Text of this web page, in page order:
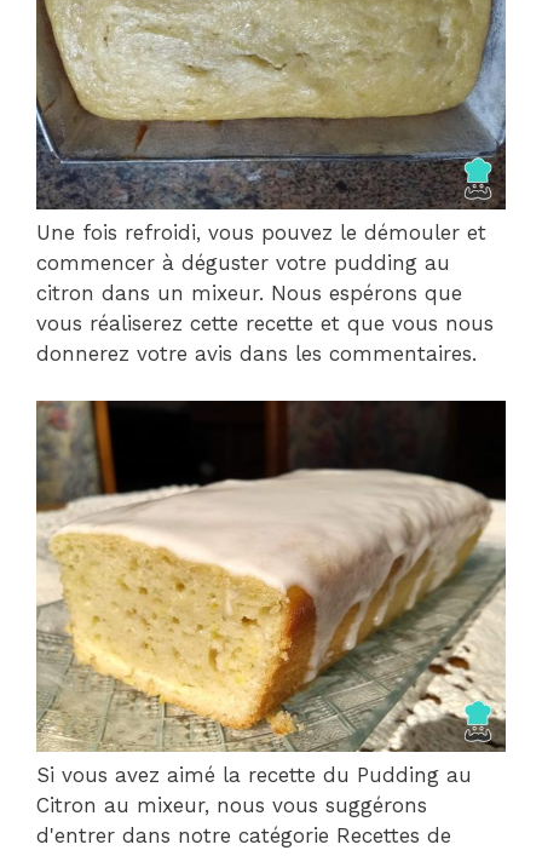
Une fois refroidi, vous pouvez le démouler et
commencer à déguster votre pudding au
citron dans un mixeur. Nous espérons que
vous réaliserez cette recette et que vous nous
donnerez votre avis dans les commentaires.
Si vous avez aimé la recette du Pudding au
Citron au mixeur, nous vous suggérons
d'entrer dans notre catégorie Recettes de